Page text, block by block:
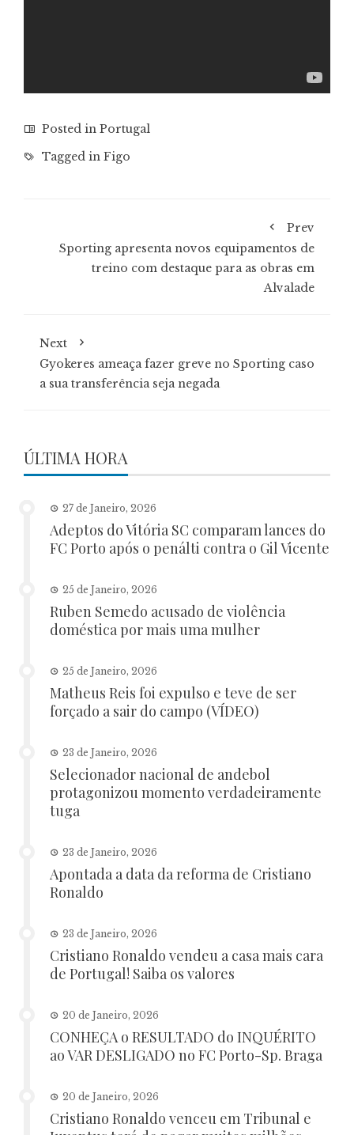
Posted in Portugal
Tagged in Figo
Prev
Sporting apresenta novos equipamentos de
treino com destaque para as obras em
Alvalade
Next
Gyokeres ameaça fazer greve no Sporting caso
a sua transferência seja negada
ÚLTIMA HORA
27 de Janeiro, 2026
Adeptos do Vitória SC comparam lances do
FC Porto após o penálti contra o Gil Vicente
25 de Janeiro, 2026
Ruben Semedo acusado de violência
doméstica por mais uma mulher
25 de Janeiro, 2026
Matheus Reis foi expulso e teve de ser
forçado a sair do campo (VÍDEO)
23 de Janeiro, 2026
Selecionador nacional de andebol
protagonizou momento verdadeiramente
tuga
23 de Janeiro, 2026
Apontada a data da reforma de Cristiano
Ronaldo
23 de Janeiro, 2026
Cristiano Ronaldo vendeu a casa mais cara
de Portugal! Saiba os valores
20 de Janeiro, 2026
CONHEÇA o RESULTADO do INQUÉRITO
ao VAR DESLIGADO no FC Porto-Sp. Braga
20 de Janeiro, 2026
Cristiano Ronaldo venceu em Tribunal e